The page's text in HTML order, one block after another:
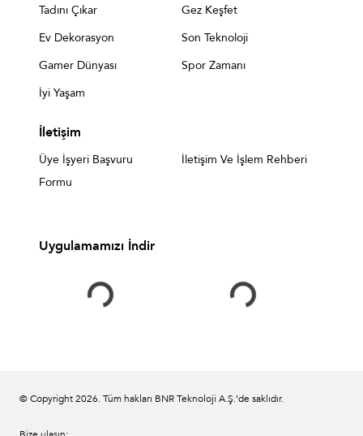
Tadını Çıkar
Gez Keşfet
Ev Dekorasyon
Son Teknoloji
Gamer Dünyası
Spor Zamanı
İyi Yaşam
İletişim
Üye İşyeri Başvuru
Formu
İletişim Ve İşlem Rehberi
Uygulamamızı İndir
© Copyright2026. Tüm hakları BNR Teknoloji A.Ş.’de saklıdır.